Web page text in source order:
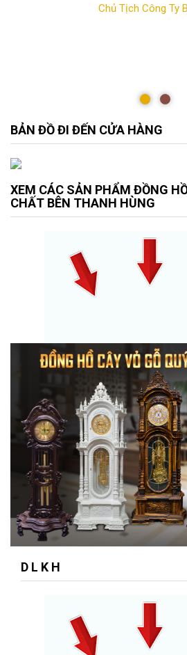
Chủ Tịch Công Ty
BẢN ĐỒ ĐI ĐẾN CỬA HÀNG
XEM CÁC SẢN PHẨM ĐỒNG
CHẤT BÊN THANH HÙNG
D L K H